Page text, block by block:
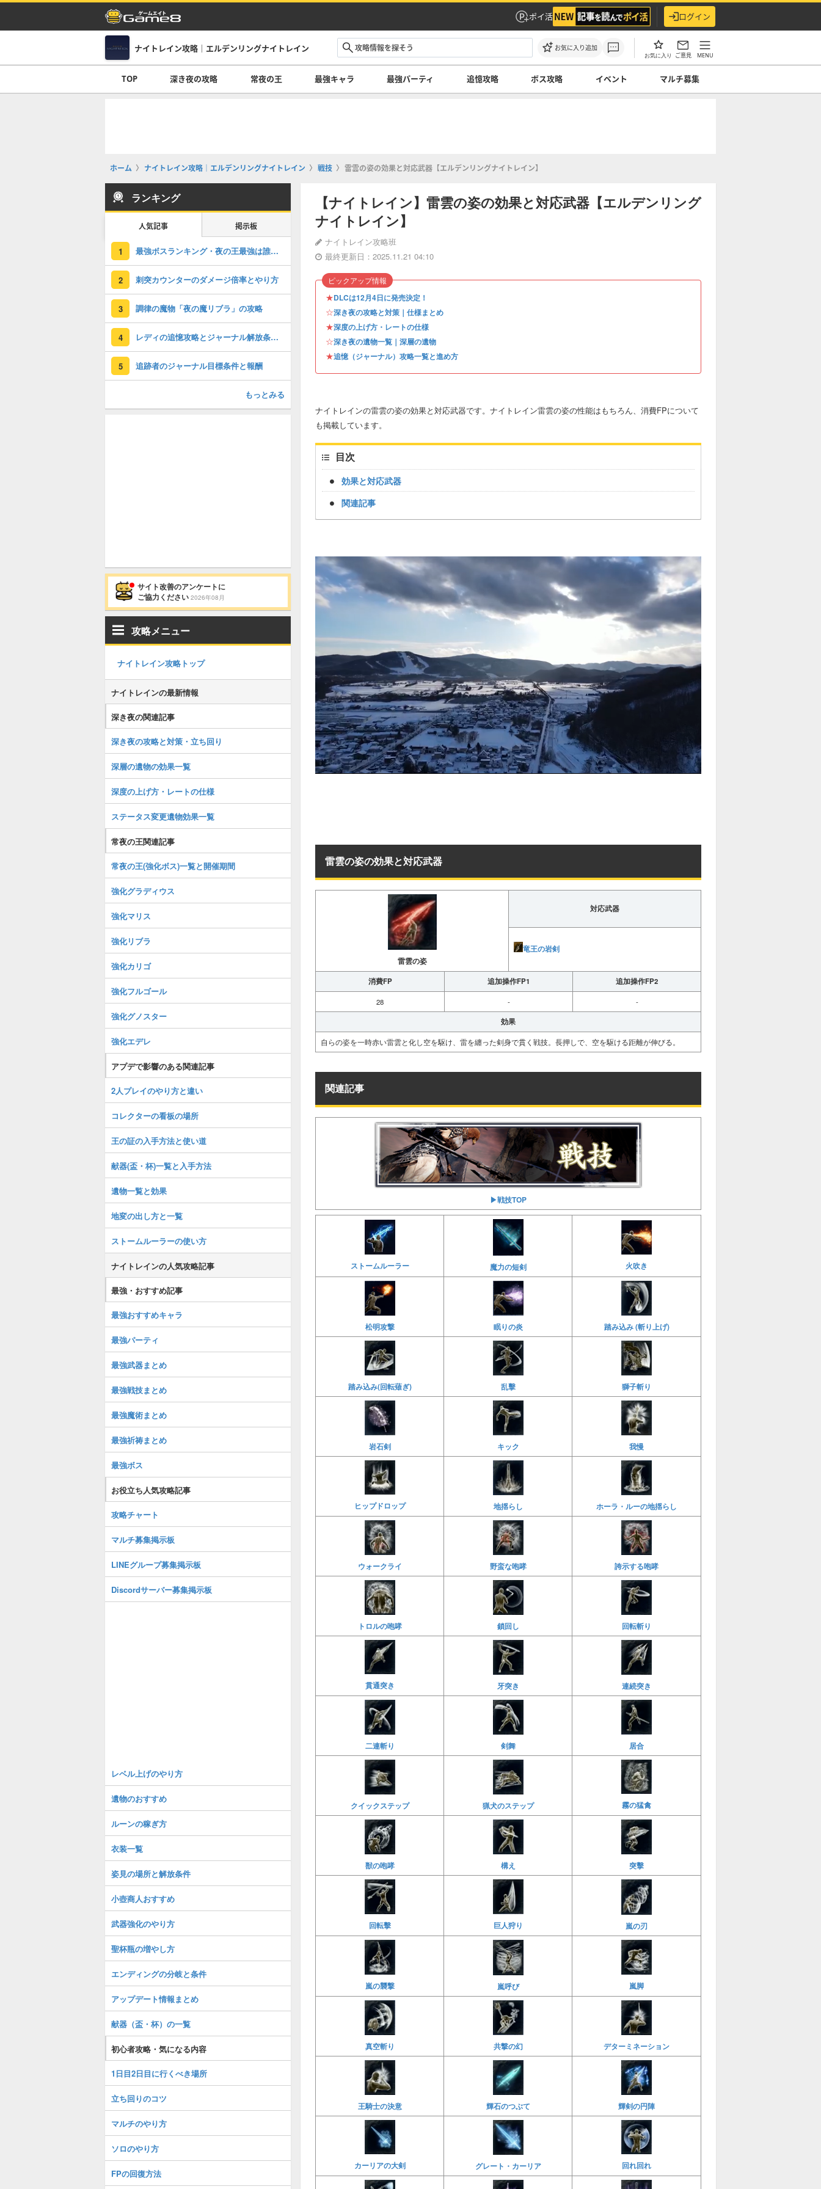
ポイ活 ログイン
ナイトレイン攻略｜エルデンリングナイトレイン お気に入り追加
お気に入り ご意見 MENU
TOP 深き夜の攻略 常夜の王 最強キャラ 最強パーティ 追憶攻略 ボス攻略 イベント マルチ募集
ホーム ナイトレイン攻略｜エルデンリングナイトレイン 戦技 雷雲の姿の効果と対応武器【エルデンリングナイトレイン】
【ナイトレイン】雷雲の姿の効果と対応武器【エルデンリング
ナイトレイン】
ナイトレイン攻略班
最終更新日：2025.11.21 04:10
★DLCは12月4日に発売決定！
☆深き夜の攻略と対策｜仕様まとめ
★深度の上げ方・レートの仕様
☆深き夜の遺物一覧｜深層の遺物
★追憶（ジャーナル）攻略一覧と進め方
ピックアップ情報
ナイトレインの雷雲の姿の効果と対応武器です。ナイトレイン雷雲の姿の性能はもちろん、消費FPについて
も掲載しています。
目次
効果と対応武器
関連記事
雷雲の姿の効果と対応武器
雷雲の姿
対応武器
竜王の岩剣
消費FP 追加操作FP1 追加操作FP2
28 - -
効果
自らの姿を一時赤い雷雲と化し空を駆け、雷を纏った剣身で貫く戦技。長押しで、空を駆ける距離が伸びる。
関連記事
▶︎戦技TOP
ストームルーラー 魔力の短剣 火吹き
松明攻撃 眠りの炎 踏み込み (斬り上げ)
踏み込み(回転薙ぎ) 乱擊 獅子斬り
岩石剣 キック 我慢
ヒップドロップ 地揺らし ホーラ・ルーの地揺らし
ウォークライ 野蛮な咆哮 誇示する咆哮
トロルの咆哮 鎖回し 回転斬り
貫通突き 牙突き 連続突き
二連斬り 剣舞 居合
クイックステップ 猟犬のステップ 霧の猛禽
獣の咆哮 構え 突擊
回転擊 巨人狩り 嵐の刃
嵐の襲撃 嵐呼び 嵐脚
真空斬り 共撃の幻 デターミネーション
王騎士の決意 輝石のつぶて 輝剣の円陣
カーリアの大剣 グレート・カーリア 回れ回れ
ランキング
人気記事 掲示板
1 最強ボスランキング・夜の王最強は誰だ！？
2 刺突カウンターのダメージ倍率とやり方
3 調律の魔物「夜の魔リブラ」の攻略
4 レディの追憶攻略とジャーナル解放条件・報酬
5 追跡者のジャーナル目標条件と報酬
もっとみる
サイト改善のアンケートに
ご協力ください 2026年08月
攻略メニュー
ナイトレイン攻略トップ
ナイトレインの最新情報
深き夜の関連記事
深き夜の攻略と対策・立ち回り
深層の遺物の効果一覧
深度の上げ方・レートの仕様
ステータス変更遺物効果一覧
常夜の王関連記事
常夜の王(強化ボス)一覧と開催期間
強化グラディウス
強化マリス
強化リブラ
強化カリゴ
強化フルゴール
強化グノスター
強化エデレ
アプデで影響のある関連記事
2人プレイのやり方と違い
コレクターの看板の場所
王の証の入手方法と使い道
献器(盃・杯)一覧と入手方法
遺物一覧と効果
地変の出し方と一覧
ストームルーラーの使い方
ナイトレインの人気攻略記事
最強・おすすめ記事
最強おすすめキャラ
最強パーティ
最強武器まとめ
最強戦技まとめ
最強魔術まとめ
最強祈祷まとめ
最強ボス
お役立ち人気攻略記事
攻略チャート
マルチ募集掲示板
LINEグループ募集掲示板
Discordサーバー募集掲示板
レベル上げのやり方
遺物のおすすめ
ルーンの稼ぎ方
衣装一覧
姿見の場所と解放条件
小壺商人おすすめ
武器強化のやり方
聖杯瓶の増やし方
エンディングの分岐と条件
アップデート情報まとめ
献器（盃・杯）の一覧
初心者攻略・気になる内容
1日目2日目に行くべき場所
立ち回りのコツ
マルチのやり方
ソロのやり方
FPの回復方法